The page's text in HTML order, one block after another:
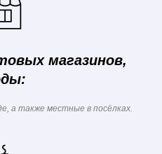
магазинов,
а также местные в посёлках.